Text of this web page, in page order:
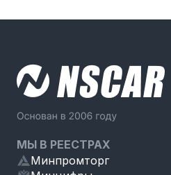
МЫ В РЕЕСТРАХ
Минпромторг